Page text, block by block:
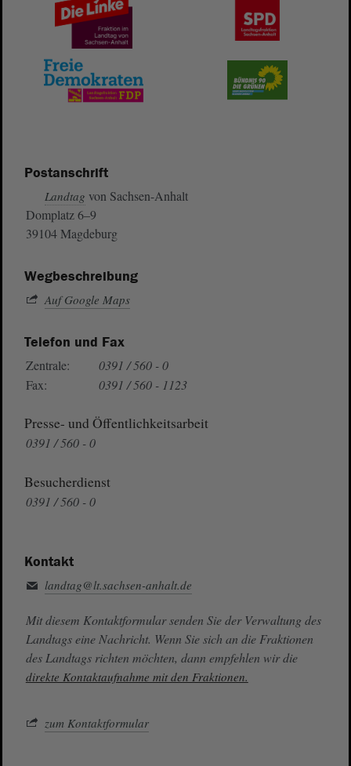
Postanschrift
Landtag von Sachsen-Anhalt
Domplatz 6–9
39104 Magdeburg
Wegbeschreibung
Auf Google Maps
Telefon und Fax
Zentrale:
0391 / 560 - 0
Fax:
0391 / 560 - 1123
Presse- und Öffentlichkeitsarbeit
0391 / 560 - 0
Besucherdienst
0391 / 560 - 0
Kontakt
landtag@lt.sachsen-anhalt.de
Mit diesem Kontaktformular senden Sie der Verwaltung des
Landtags eine Nachricht. Wenn Sie sich an die Fraktionen
des Landtags richten möchten, dann empfehlen wir die
direkte Kontaktaufnahme mit den Fraktionen.
zum Kontaktformular